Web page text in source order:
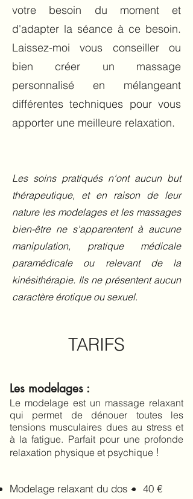
votre besoin du moment et
d'adapter la séance à ce besoin.
Laissez-moi vous conseiller ou
bien créer un massage
personnalisé en mélangeant
différentes techniques pour vous
apporter une meilleure relaxation.
Les soins pratiqués n'ont aucun but
thérapeutique, et en raison de leur
nature les modelages et les massages
bien-être ne s'apparentent à aucune
manipulation, pratique médicale
paramédicale ou relevant de la
kinésithérapie. Ils ne présentent aucun
caractère érotique ou sexuel.
TARIFS​
Les modelages :
Le modelage est un massage relaxant
qui permet de dénouer toutes les
tensions musculaires dues au stress et
à la fatigue. Parfait pour une profonde
relaxation physique et psychique !
Modelage relaxant du dos -
40 €​